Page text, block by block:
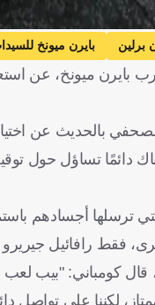
برلين بايرن ميونخ
بايرن ميونخ، عن
بالحديث عن
تساؤل حول
أجسادهم
فقط رافائيل
قال كومباني: "بيب
لكننا على تواصل